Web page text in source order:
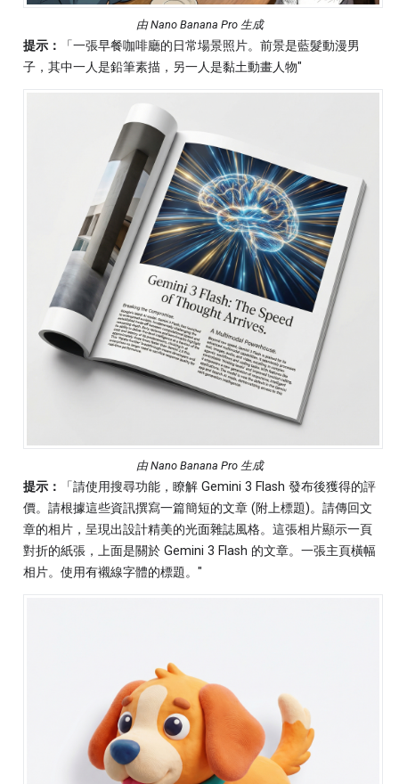
由 Nano Banana Pro 生成
提示：
「一張早餐咖啡廳的日常場景照片。前景是藍髮動漫男
子，其中一人是鉛筆素描，另一人是黏土動畫人物"
由 Nano Banana Pro 生成
提示：
「請使用搜尋功能，瞭解 Gemini 3 Flash 發布後獲得的評
價。請根據這些資訊撰寫一篇簡短的文章 (附上標題)。請傳回文
章的相片，呈現出設計精美的光面雜誌風格。這張相片顯示一頁
對折的紙張，上面是關於 Gemini 3 Flash 的文章。一張主頁橫幅
相片。使用有襯線字體的標題。"